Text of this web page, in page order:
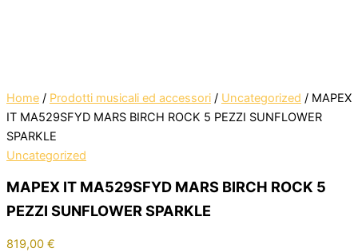
Home / Prodotti musicali ed accessori / Uncategorized / MAPEX
IT MA529SFYD MARS BIRCH ROCK 5 PEZZI SUNFLOWER
SPARKLE
Uncategorized
MAPEX IT MA529SFYD MARS BIRCH ROCK 5
PEZZI SUNFLOWER SPARKLE
819,00 €